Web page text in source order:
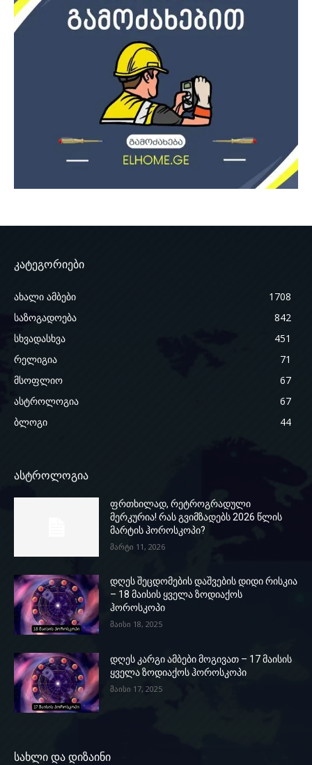
კატეგორიები
ახალი ამბები
1708
საზოგადოება
842
სხვადასხვა
451
რელიგია
71
მსოფლიო
67
ასტროლოგია
67
ბლოგი
44
ასტროლოგია
ფრთხილად, რეტროგრადული
მერკურია! რას გვიმზადებს 2026 წლის
მარტის ჰოროსკოპი?
მარტი 11, 2026
დღეს შეცდომების დაშვების დიდი რისკია
– 18 მაისის ყველა ზოდიაქოს
ჰოროსკოპი
მაისი 18, 2025
დღეს კარგი ამბები მოგივათ – 17 მაისის
ყველა ზოდიაქოს ჰოროსკოპი
მაისი 17, 2025
სახლი და დიზაინი